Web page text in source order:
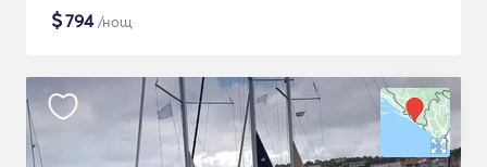
$794/нощ